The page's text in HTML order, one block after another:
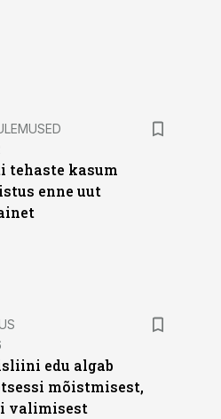
tehaste kasum
enne uut
edu algab
mõistmisest,
valimisest